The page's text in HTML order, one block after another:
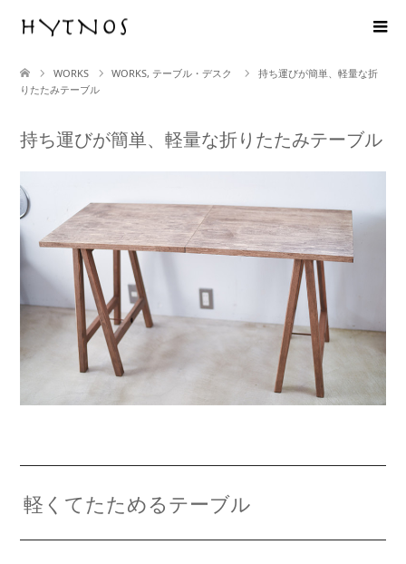
WORKS WORKS, テーブル・デスク
持ち運びが簡単、軽量な折
りたたみテーブル
持ち運びが簡単、軽量な折りたたみテーブル
軽くてたためるテーブル